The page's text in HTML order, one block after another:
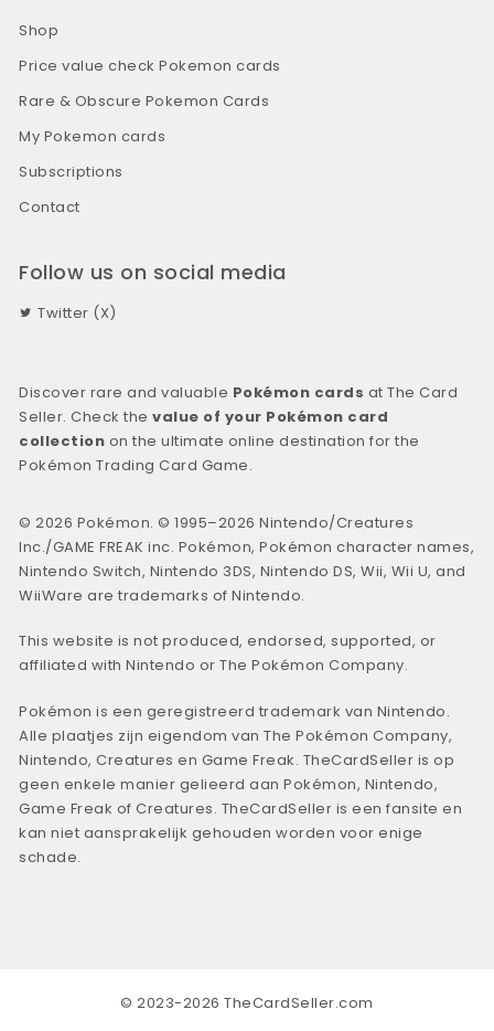
Shop
Price value check Pokemon cards
Rare & Obscure Pokemon Cards
My Pokemon cards
Subscriptions
Contact
Follow us on social media
Twitter (X)
Discover rare and valuable Pokémon cards at The Card
Seller. Check thevalue of your Pokémon card
collection on the ultimate online destination for the
Pokémon Trading Card Game.
© 2026 Pokémon. © 1995–2026 Nintendo/Creatures
Inc./GAME FREAK inc. Pokémon, Pokémon character names,
Nintendo Switch, Nintendo 3DS, Nintendo DS, Wii, Wii U, and
WiiWare are trademarks of Nintendo.
This website is not produced, endorsed, supported, or
affiliated with Nintendo or The Pokémon Company.
Pokémon is een geregistreerd trademark van Nintendo.
Alle plaatjes zijn eigendom van The Pokémon Company,
Nintendo, Creatures en Game Freak. TheCardSeller is op
geen enkele manier gelieerd aan Pokémon, Nintendo,
Game Freak of Creatures. TheCardSeller is een fansite en
kan niet aansprakelijk gehouden worden voor enige
schade.
© 2023-2026 TheCardSeller.com